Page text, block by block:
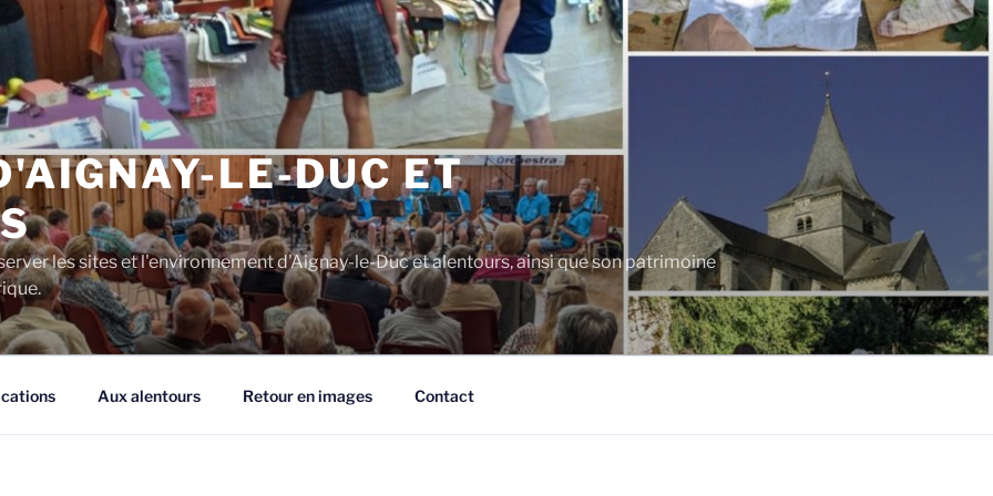
LE-DUC ET
les sites et l'environnement d'Aignay-le-Duc et alentours, ainsi que son patrimoine
Aux alentours Retour en images Contact